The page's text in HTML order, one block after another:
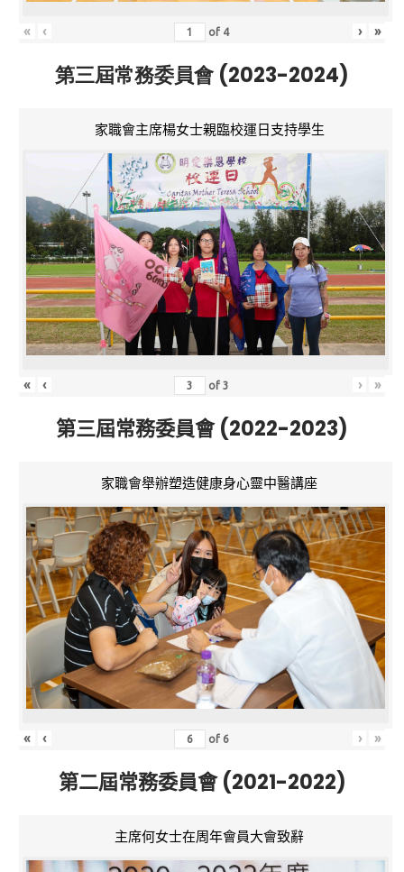
« ‹ of 4 › »
第三屆常務委員會 (2023-2024)
家職會主席楊女士親臨校運日支持學生
« ‹ of3 › »
第三屆常務委員會 (2022-2023)
家職會舉辦塑造健康身心靈中醫講座
« ‹ of 6 › »
第二屆常務委員會 (2021-2022)
主席何女士在周年會員大會致辭